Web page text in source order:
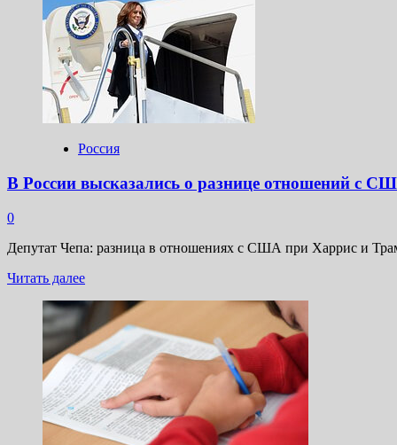
Командир
«Ахмата»
рассказал
обстановке
в
Курской
области
Россия
В России высказались о разнице отношений с
0
Депутат Чепа: разница в отношениях с США при Харрис и
Читать далееПрочитать
России
высказались
о
разнице
отношений
с
США